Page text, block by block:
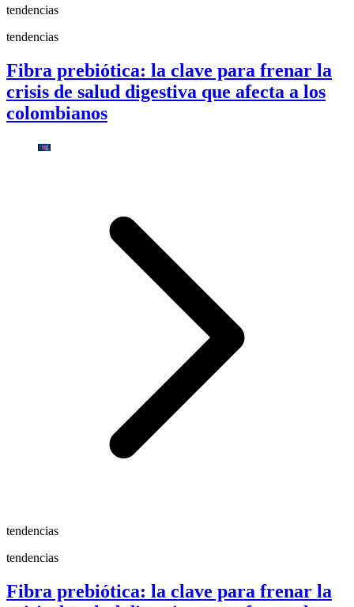
tendencias
tendencias
Fibra prebiótica: la clave para frenar la
crisis de salud digestiva que afecta a los
colombianos
tendencias
tendencias
Fibra prebiótica: la clave para frenar la